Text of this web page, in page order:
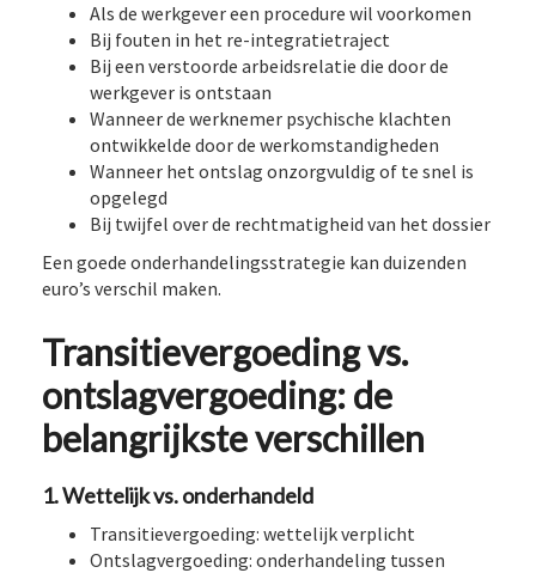
Als de werkgever een procedure wil voorkomen
Bij fouten in het re-integratietraject
Bij een verstoorde arbeidsrelatie die door de
werkgever is ontstaan
Wanneer de werknemer psychische klachten
ontwikkelde door de werkomstandigheden
Wanneer het ontslag onzorgvuldig of te snel is
opgelegd
Bij twijfel over de rechtmatigheid van het dossier
Een goede onderhandelingsstrategie kan duizenden
euro’s verschil maken.
Transitievergoeding vs.
ontslagvergoeding: de
belangrijkste verschillen
1. Wettelijk vs. onderhandeld
Transitievergoeding: wettelijk verplicht
Ontslagvergoeding: onderhandeling tussen